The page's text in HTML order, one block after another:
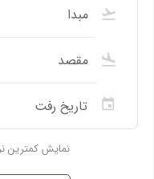
نمایش کمترین